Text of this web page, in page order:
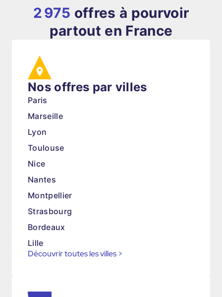
2 975 offres à pourvoir
partout en France
Nos offres par villes
Paris
Marseille
Lyon
Toulouse
Nice
Nantes
Montpellier
Strasbourg
Bordeaux
Lille
Découvrir toutes les villes >